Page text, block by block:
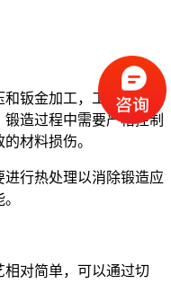
钣金加工，工艺相对复
造过程中需要严格控制
材料损伤。
行热处理以消除锻造应
对简单，可以通过切